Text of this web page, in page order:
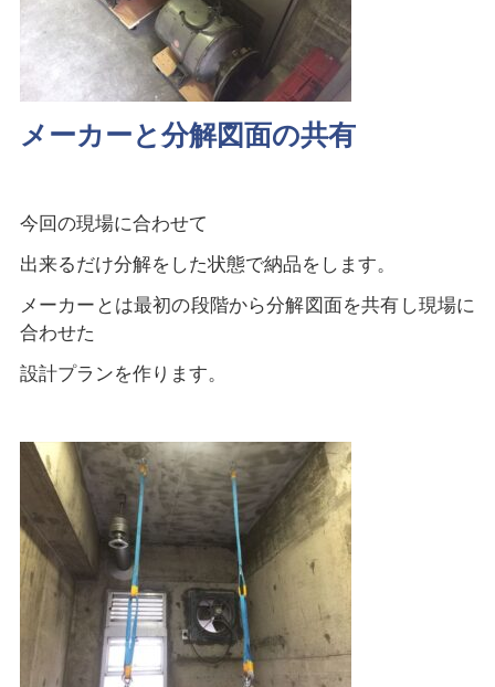
メーカーと分解図面の共有
今回の現場に合わせて
出来るだけ分解をした状態で納品をします。
メーカーとは最初の段階から分解図面を共有し現場に
合わせた
設計プランを作ります。